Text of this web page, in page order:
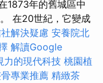
1873年的舊城區中
在20世紀，它變成
解決疑慮 安養院北
解讀Google
力的現代科技 桃園植
專業推薦 精緻茶